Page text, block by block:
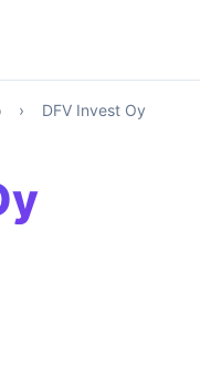
› DFV Invest Oy